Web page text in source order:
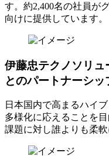
す。約2,400名の社員が
向けに提供しています。
伊藤忠テクノソリ
とのパートナーシッ
日本国内で高まるハイ
多様化に応えることを
課題に対し誰よりも柔